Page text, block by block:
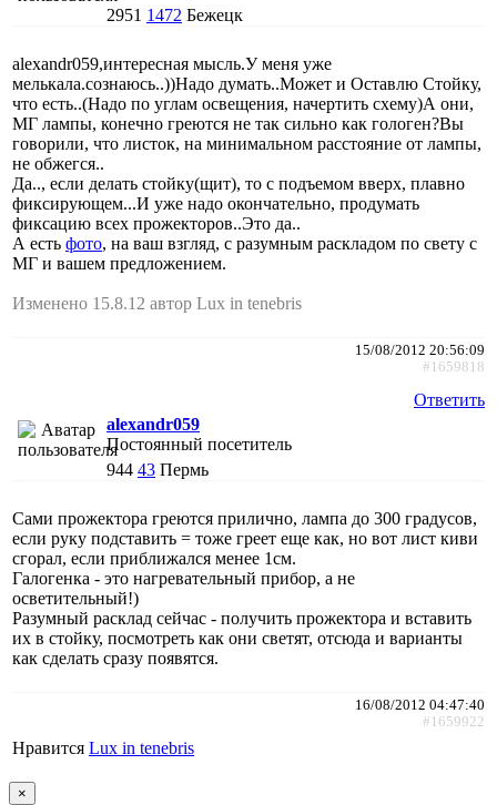
2951 1472 Бежецк
alexandr059,интересная мысль.У меня уже
мелькала.сознаюсь..))Надо думать..Может и Оставлю Стойку,
что есть..(Надо по углам освещения, начертить схему)А они,
МГ лампы, конечно греются не так сильно как гологен?Вы
говорили, что листок, на минимальном расстояние от лампы,
не обжегся..
Да.., если делать стойку(щит), то с подъемом вверх, плавно
фиксирующем...И уже надо окончательно, продумать
фиксацию всех прожекторов..Это да..
А есть фото, на ваш взгляд, с разумным раскладом по свету с
МГ и вашем предложением.
Изменено 15.8.12 автор Lux in tenebris
15/08/2012 20:56:09
#1659818
Ответить
alexandr059
Постоянный посетитель
944 43 Пермь
Сами прожектора греются прилично, лампа до 300 градусов,
если руку подставить = тоже греет еще как, но вот лист киви
сгорал, если приближался менее 1см.
Галогенка - это нагревательный прибор, а не
осветительный!)
Разумный расклад сейчас - получить прожектора и вставить
их в стойку, посмотреть как они светят, отсюда и варианты
как сделать сразу появятся.
16/08/2012 04:47:40
#1659922
Нравится Lux in tenebris
×